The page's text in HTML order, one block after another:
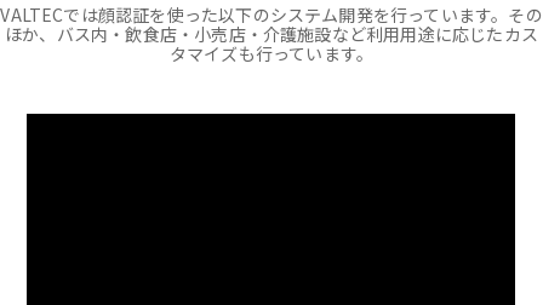
VALTECでは顔認証を使った以下のシステム開発を行っています。その
ほか、バス内・飲食店・小売店・介護施設など利用用途に応じたカス
タマイズも行っています。